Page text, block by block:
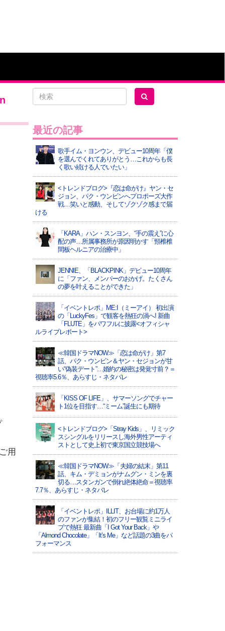
用
最近の記事
歌手イム・ヨンウン、デビュー10周年「僕
を選んでくれてありがとう…これからも長
く歌い続ける人でいたい」
<トレンドブログ>『恋は命がけ』ヤン・セ
ジョン、パク・ウンビンへプロポーズ大作
戦…笑いと感動、そしてゾクゾク感まで届
ける
「KARA」ハン・スンヨン、“手の震え”に心
配の声…所属事務所が原因明かす「頸椎椎
間板ヘルニアの治療中」
JENNIE、「BLACKPINK」デビュー10周年
に「ファン、メンバーのおかげ。たくさん
の夢を叶えることができた」
「イベントレポ」ME:I（ミーアイ） 初出演
の「LuckyFes」で観客を熱狂の渦へ! 新曲
「FLUTE」をパワフルに披露<オフィシャ
ルライブレポート>
≪韓国ドラマNOW≫「恋は命がけ」第7
話、パク・ウンビン＆ヤン・セジョンが甘
い“偽装デート”…婚約の秘密は発覚寸前？＝
視聴率5.6％、あらすじ・ネタバレ
「KISS OF LIFE」、サマーソングでチャー
ト1位を目指す…“ミーム”誕生にも期待
<トレンドブログ>「Stray Kids」、リミック
スシングルをリリースし海外男性アーティ
ストとして史上初で東京国立競技場へ
≪韓国ドラマNOW≫「夫婦の結末」第11
話、キム・デミョンがナムグン・ミンを裏
切る…スタンガンで倒れ絶体絶命＝視聴率
7.7％、あらすじ・ネタバレ
「イベントレポ」ILLIT、お台場に約1万人
のファンが集結！初のフリー観覧ミニライ
ブで熱狂 最新曲「I Got Your Back」や
「Almond Chocolate」「It’s Me」など話題の3曲をパ
フォーマンス